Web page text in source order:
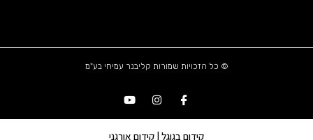
© כל הזכויות שמורות קליבנר עמיחי בע"מ
קידום בגוגל | קידום אורגני